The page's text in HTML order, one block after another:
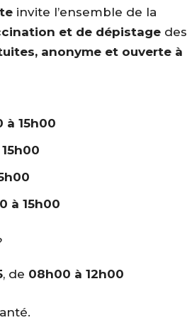
invite l’ensemble de la
et de dépistage des
anonyme et ouverte à
à 15h00
à 15h00
, de 08h00 à 12h00